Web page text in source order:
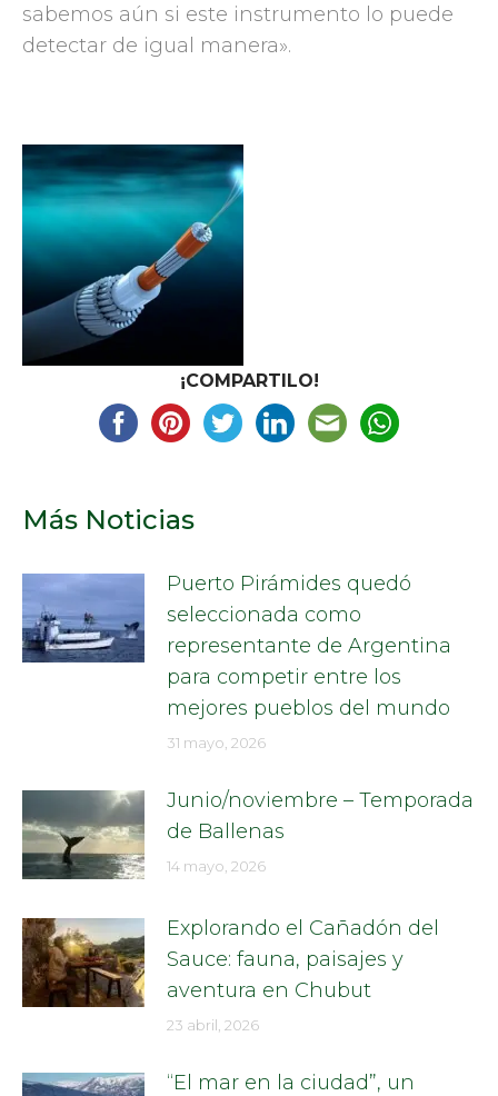
sabemos aún si este instrumento lo puede
detectar de igual manera».
¡COMPARTILO!
Más Noticias
Puerto Pirámides quedó
seleccionada como
representante de Argentina
para competir entre los
mejores pueblos del mundo
31 mayo, 2026
Junio/noviembre – Temporada
de Ballenas
14 mayo, 2026
Explorando el Cañadón del
Sauce: fauna, paisajes y
aventura en Chubut
23 abril, 2026
“El mar en la ciudad”, un